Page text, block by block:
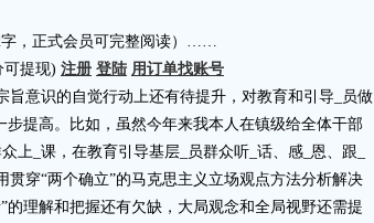
字，正式会员可完整阅读）……
可提现) 注册 登陆 用订单找账号
意识的自觉行动上还有待提升，对教育和引导_员做
提高。比如，虽然今年来我本人在镇级给全体干部
上_课，在教育引导基层_员群众听_话、感_恩、跟_
穿“两个确立”的马克思主义立场观点方法分析解决
理解和把握还有欠缺，大局观念和全局视野还需提